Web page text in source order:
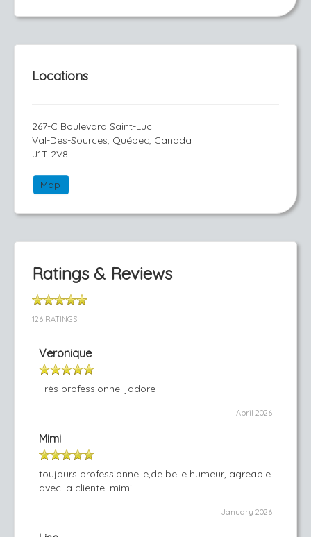
Locations
267-C Boulevard Saint-Luc
Val-Des-Sources, Québec, Canada
J1T 2V8
Map
Ratings & Reviews
126 RATINGS
Veronique
Très professionnel jadore
April 2026
Mimi
toujours professionnelle,de belle humeur, agreable
avec la cliente. mimi
January 2026